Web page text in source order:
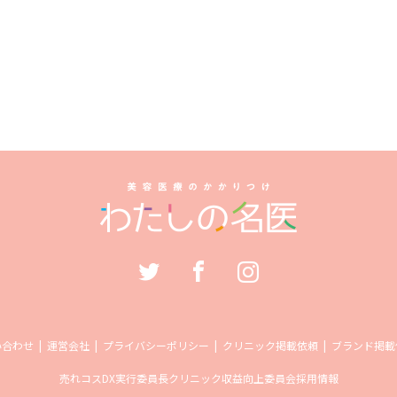
わせ 運営会社 プライバシーポリシー クリニック掲載依頼 ブランド掲
売れコスDX実行委員長クリニック収益向上委員会採用情報